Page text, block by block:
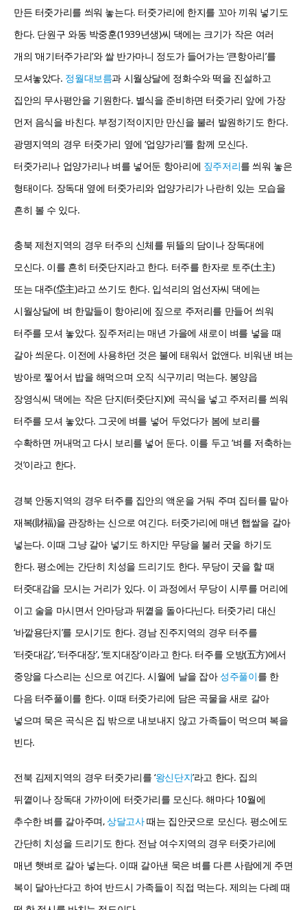
만든 터줏가리를 씌워 놓는다. 터줏가리에 한지를 꼬아 끼워 넣기도
한다. 단원구 와동 박중훈(1939년생)씨 댁에는 크기가 작은 여러
개의 ‘애기터주가리’와 쌀 반가마니 정도가 들어가는 ‘큰항아리’를
모셔놓았다. 정월대보름과 시월상달에 정화수와 떡을 진설하고
집안의 무사평안을 기원한다. 별식을 준비하면 터줏가리 앞에 가장
먼저 음식을 바친다. 부정기적이지만 만신을 불러 발원하기도 한다.
광명지역의 경우 터줏가리 옆에 ‘업양가리’를 함께 모신다.
터줏가리나 업양가리나 벼를 넣어둔 항아리에 짚주저리를 씌워 놓은
형태이다. 장독대 옆에 터줏가리와 업양가리가 나란히 있는 모습을
흔히 볼 수 있다.
충북 제천지역의 경우 터주의 신체를 뒤뜰의 담이나 장독대에
모신다. 이를 흔히 터줏단지라고 한다. 터주를 한자로 토주(土主)
또는 대주(垈主)라고 쓰기도 한다. 입석리의 엄선자씨 댁에는
시월상달에 벼 한말들이 항아리에 짚으로 주저리를 만들어 씌워
터주를 모셔 놓았다. 짚주저리는 매년 가을에 새로이 벼를 넣을 때
갈아 씌운다. 이전에 사용하던 것은 불에 태워서 없앤다. 비워낸 벼는
방아로 찧어서 밥을 해먹으며 오직 식구끼리 먹는다. 봉양읍
장영식씨 댁에는 작은 단지(터줏단지)에 곡식을 넣고 주저리를 씌워
터주를 모셔 놓았다. 그곳에 벼를 넣어 두었다가 봄에 보리를
수확하면 꺼내먹고 다시 보리를 넣어 둔다. 이를 두고 ‘벼를 저축하는
것’이라고 한다.
경북 안동지역의 경우 터주를 집안의 액운을 거둬 주며 집터를 맡아
재복(財福)을 관장하는 신으로 여긴다. 터줏가리에 매년 햅쌀을 갈아
넣는다. 이때 그냥 갈아 넣기도 하지만 무당을 불러 굿을 하기도
한다. 평소에는 간단히 치성을 드리기도 한다. 무당이 굿을 할 때
터줏대감을 모시는 거리가 있다. 이 과정에서 무당이 시루를 머리에
이고 술을 마시면서 안마당과 뒤꼍을 돌아다닌다. 터줏가리 대신
‘바깥용단지’를 모시기도 한다. 경남 진주지역의 경우 터주를
‘터줏대감’, ‘터주대장’, ‘토지대장’이라고 한다. 터주를 오방(五方)에서
중앙을 다스리는 신으로 여긴다. 시월에 날을 잡아 성주풀이를 한
다음 터주풀이를 한다. 이때 터줏가리에 담은 곡물을 새로 갈아
넣으며 묵은 곡식은 집 밖으로 내보내지 않고 가족들이 먹으며 복을
빈다.
전북 김제지역의 경우 터줏가리를 ‘왕신단지’라고 한다. 집의
뒤꼍이나 장독대 가까이에 터줏가리를 모신다. 해마다 10월에
추수한 벼를 갈아주며,상달고사때는 집안굿으로 모신다. 평소에도
간단히 치성을 드리기도 한다. 전남 여수지역의 경우 터줏가리에
매년 햇벼로 갈아 넣는다. 이때 갈아낸 묵은 벼를 다른 사람에게 주면
복이 달아난다고 하여 반드시 가족들이 직접 먹는다. 제의는 다례 때